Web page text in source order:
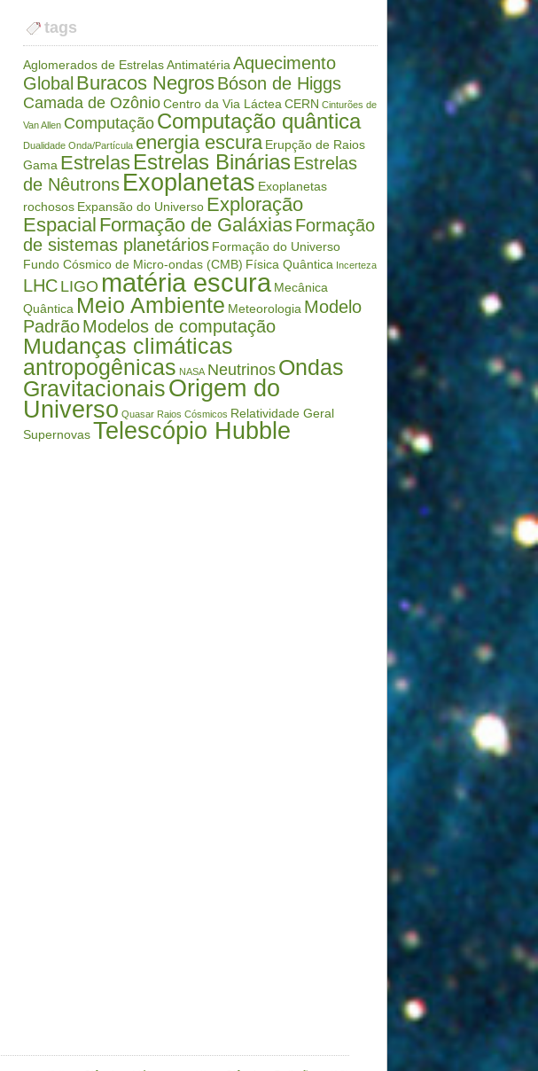
tags
Aglomerados de EstrelasAntimatéria Aquecimento
Global Buracos NegrosBóson de Higgs
Camada de OzônioCentro da Via Láctea CERN Cinturões de
Van Allen Computação Computação quântica
Dualidade Onda/Partícula energia escura Erupção de Raios
Gama Estrelas Estrelas Binárias Estrelas
de Nêutrons Exoplanetas Exoplanetas
rochosos Expansão do Universo Exploração
Espacial Formação de GaláxiasFormação
de sistemas planetários Formação do Universo
Fundo Cósmico de Micro-ondas (CMB) Física Quântica Incerteza
LHC LIGO matéria escura Mecânica
Quântica Meio Ambiente Meteorologia Modelo
PadrãoModelos de computação
Mudanças climáticas
antropogênicas NASA Neutrinos Ondas
GravitacionaisOrigem do
Universo Quasar Raios Cósmicos Relatividade Geral
SupernovasTelescópio Hubble